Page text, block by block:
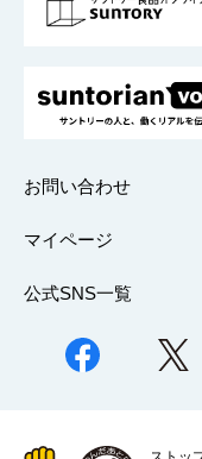
採用情報
お問い合わせ
マイページ
公式SNS一覧